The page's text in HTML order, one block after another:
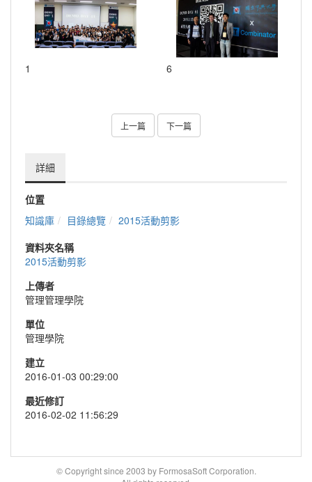
1 6
上一篇 下一篇
詳細
位置
知識庫
目錄總覽
2015活動剪影
資料夾名稱
2015活動剪影
上傳者
管理管理學院
單位
管理學院
建立
2016-01-03 00:29:00
最近修訂
2016-02-02 11:56:29
© Copyright since 2003 by FormosaSoft Corporation.